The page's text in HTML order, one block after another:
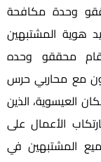
وحدة مكافحة
هوية المشتبهين
قام محققو وحده
مع محاربي حرس
من (سكان العيسوية، الذين
بارتكاب الأعمال على
المشتبهين في